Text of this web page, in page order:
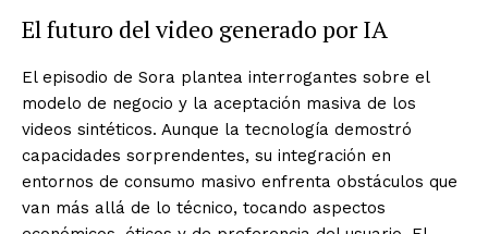
El futuro del video generado por IA
El episodio de Sora plantea interrogantes sobre el
modelo de negocio y la aceptación masiva de los
videos sintéticos. Aunque la tecnología demostró
capacidades sorprendentes, su integración en
entornos de consumo masivo enfrenta obstáculos que
van más allá de lo técnico, tocando aspectos